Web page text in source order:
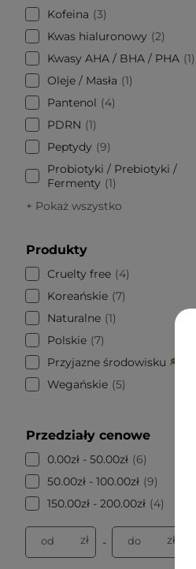
Kofeina
3
Kwas hialuronowy
2
Kwasy AHA / BHA / PHA 1
Oleje / Masła
1
Pantenol
4
PDRN
1
Peptydy
9
Probiotyki / Prebiotyki /
Fermenty
1
+ Pokaż wszystko
Produkty
Cruelty free
4
Koreańskie 7
Naturalne 1
Polskie 7
Przyjazne środowisku
Wegańskie 5
Przedziały cenowe
0.00zł - 50.00zł
6
50.00zł - 100.00zł 9
150.00zł - 200.00zł
4
od zł - do zł